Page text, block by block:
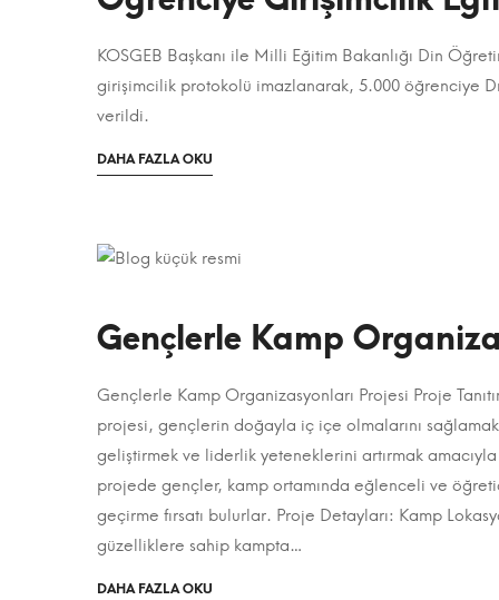
Hafıza
Teknikleri
Konusunda
Seminer
4
Ocak
2024
08-
12T22:11:00+03:00
Projeler ,
Projeler
MEB
ve
KOSGEB
5.000
Girişimcilik
Eğitim
4
Ocak
KOSGEB Başkanı ile Milli Eğitim Bakanlığı Din
girişimcilik protokolü imazlanarak, 5.000 öğrenciye
verildi.
DAHA FAZLA OKU
MAKALE
Gençlerle Kamp
Gençlerle
Kamp
Organizasyonları
Gençlerle Kamp Organizasyonları Projesi Proje
projesi, gençlerin doğayla iç içe olmalarını
geliştirmek ve liderlik yeteneklerini artırmak
projede gençler, kamp ortamında eğlenceli ve
geçirme fırsatı bulurlar. Proje Detayları: Kamp
güzelliklere sahip kampta…
DAHA FAZLA OKU